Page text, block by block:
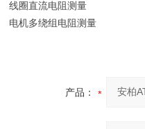
线圈直流电阻测量
电机多绕组电阻测量
产品：